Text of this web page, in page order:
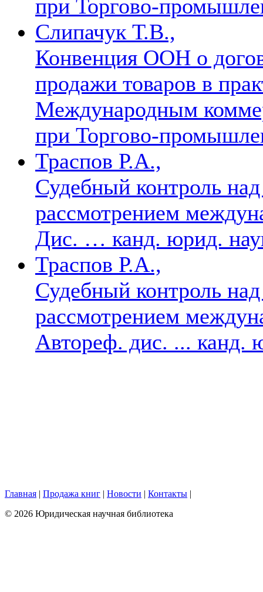
при Торгово-
Слипачук Т.В.,
Конвенция ООН о
продажи товаров в
Международным
при Торгово-
Траспов Р.А.,
Судебный контроль
рассмотрением
Дис. … канд. юрид.
Траспов Р.А.,
Судебный контроль
рассмотрением
Автореф. дис. ... канд.
Главная | Продажа книг | Новости | Контакты |
© 2026 Юридическая научная библиотека